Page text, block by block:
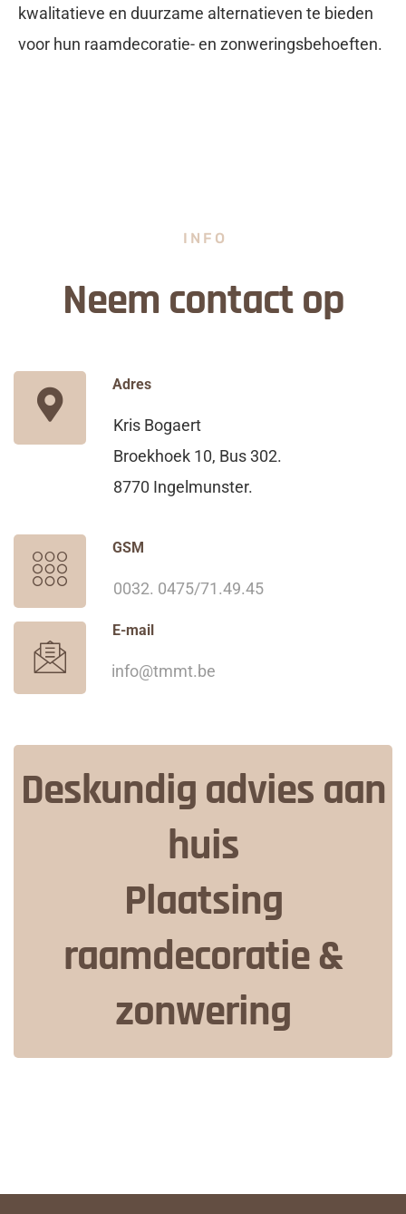
kwalitatieve en duurzame alternatieven te bieden
voor hun raamdecoratie- en zonweringsbehoeften.
INFO
Neem contact op
Adres
Kris Bogaert
Broekhoek 10, Bus 302.
8770 Ingelmunster.
GSM
0032. 0475/71.49.45
E-mail
info@tmmt.be
Deskundig advies aan
huis
Plaatsing
raamdecoratie &
zonwering